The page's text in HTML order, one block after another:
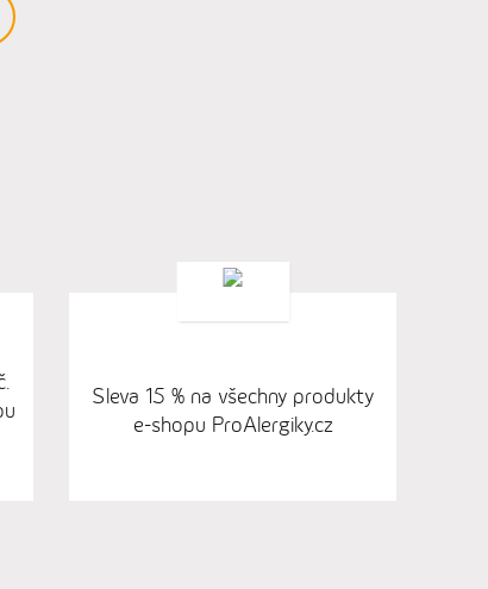
Sleva 15 % na všechny produkty
e-shopu ProAlergiky.cz